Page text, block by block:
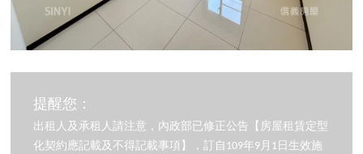
提醒您：
出租人及承租人請注意，內政部已修正公告【房屋租賃定型
化契約應記載及不得記載事項】，訂自109年9月1日生效施